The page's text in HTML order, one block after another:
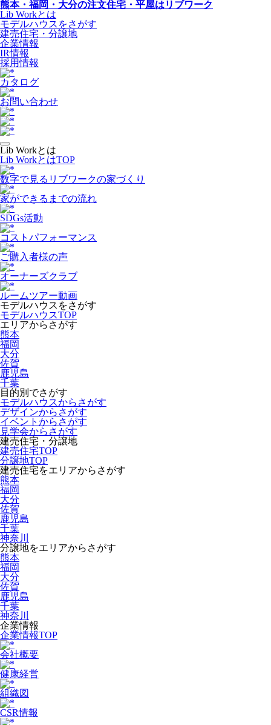
熊本・福岡・大分の注文住宅・平屋はリブワーク
Lib Workとは
モデルハウスをさがす
建売住宅・分譲地
企業情報
IR情報
採用情報
カタログ
お問い合わせ
Lib Workとは
Lib WorkとはTOP
数字で⾒るリブワークの家づくり
家ができるまでの流れ
SDGs活動
コストパフォーマンス
ご購入者様の声
オーナーズクラブ
ルームツアー動画
モデルハウスをさがす
モデルハウスTOP
エリアからさがす
熊本
福岡
大分
佐賀
鹿児島
千葉
目的別でさがす
モデルハウスからさがす
デザインからさがす
イベントからさがす
見学会からさがす
建売住宅・分譲地
建売住宅TOP
分譲地TOP
建売住宅をエリアからさがす
熊本
福岡
大分
佐賀
鹿児島
千葉
神奈川
分譲地をエリアからさがす
熊本
福岡
大分
佐賀
鹿児島
千葉
神奈川
企業情報
企業情報TOP
会社概要
健康経営
組織図
CSR情報